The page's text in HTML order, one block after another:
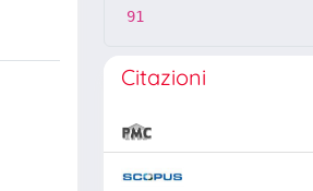
91
Citazioni